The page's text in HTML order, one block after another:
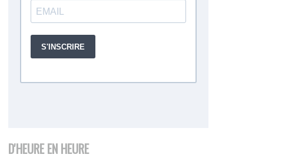
D'HEURE EN HEURE